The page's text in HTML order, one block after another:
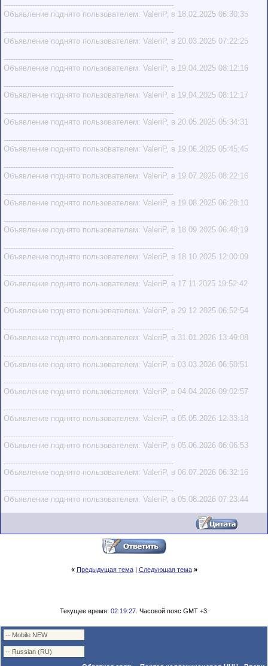
-----------------------------------------------------------------------
Объявление поднято пользователем: ValeriP, в 18.02.2025 06:30:35
-----------------------------------------------------------------------
Объявление поднято пользователем: ValeriP, в 20.03.2025 07:22:25
-----------------------------------------------------------------------
Объявление поднято пользователем: ValeriP, в 19.04.2025 08:12:16
-----------------------------------------------------------------------
Объявление поднято пользователем: ValeriP, в 19.04.2025 08:12:17
-----------------------------------------------------------------------
Объявление поднято пользователем: ValeriP, в 20.05.2025 05:34:31
-----------------------------------------------------------------------
Объявление поднято пользователем: ValeriP, в 19.06.2025 05:45:45
-----------------------------------------------------------------------
Объявление поднято пользователем: ValeriP, в 19.07.2025 08:22:16
-----------------------------------------------------------------------
Объявление поднято пользователем: ValeriP, в 19.08.2025 06:28:10
-----------------------------------------------------------------------
Объявление поднято пользователем: ValeriP, в 18.09.2025 06:48:19
-----------------------------------------------------------------------
Объявление поднято пользователем: ValeriP, в 18.10.2025 12:00:09
-----------------------------------------------------------------------
Объявление поднято пользователем: ValeriP, в 17.11.2025 19:52:42
-----------------------------------------------------------------------
Объявление поднято пользователем: ValeriP, в 29.12.2025 06:52:54
-----------------------------------------------------------------------
Объявление поднято пользователем: ValeriP, в 31.01.2026 13:49:08
-----------------------------------------------------------------------
Объявление поднято пользователем: ValeriP, в 03.03.2026 06:50:51
-----------------------------------------------------------------------
Объявление поднято пользователем: ValeriP, в 04.04.2026 09:02:57
-----------------------------------------------------------------------
Объявление поднято пользователем: ValeriP, в 05.05.2026 12:33:18
-----------------------------------------------------------------------
Объявление поднято пользователем: ValeriP, в 05.06.2026 06:06:53
-----------------------------------------------------------------------
Объявление поднято пользователем: ValeriP, в 06.07.2026 06:32:16
-----------------------------------------------------------------------
Объявление поднято пользователем: ValeriP, в 05.08.2026 07:23:44
« Предыдущая тема| Следующая тема »
Текущее время: 02:19:27. Часовой пояс GMT +3.